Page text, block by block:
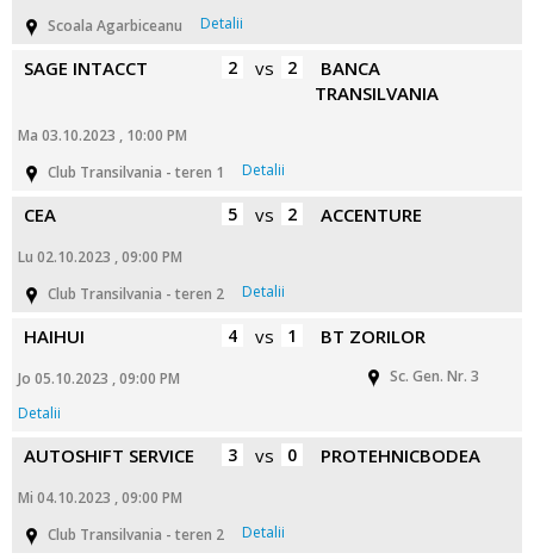
Scoala Agarbiceanu
Detalii
SAGE INTACCT 2 vs 2
BANCA
TRANSILVANIA
Ma 03.10.2023 , 10:00 PM
Club Transilvania - teren 1
Detalii
CEA 5 vs 2 ACCENTURE
Lu 02.10.2023 , 09:00 PM
Club Transilvania - teren 2
Detalii
HAIHUI 4 vs 1 BT ZORILOR
Jo 05.10.2023 , 09:00 PM
Sc. Gen. Nr. 3
Detalii
AUTOSHIFT SERVICE 3 vs 0 PROTEHNICBODEA
Mi 04.10.2023 , 09:00 PM
Club Transilvania - teren 2
Detalii